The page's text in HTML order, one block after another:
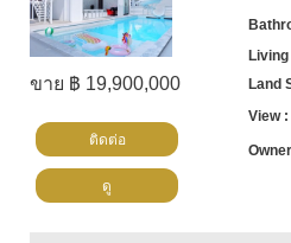
ขาย ฿ 19,900,000
ติดต่อ
ดู